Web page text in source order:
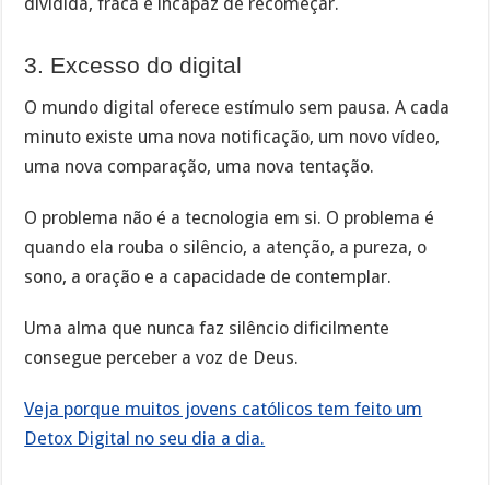
dividida, fraca e incapaz de recomeçar.
3. Excesso do digital
O mundo digital oferece estímulo sem pausa. A cada
minuto existe uma nova notificação, um novo vídeo,
uma nova comparação, uma nova tentação.
O problema não é a tecnologia em si. O problema é
quando ela rouba o silêncio, a atenção, a pureza, o
sono, a oração e a capacidade de contemplar.
Uma alma que nunca faz silêncio dificilmente
consegue perceber a voz de Deus.
Veja porque muitos jovens católicos tem feito um
Detox Digital no seu dia a dia.